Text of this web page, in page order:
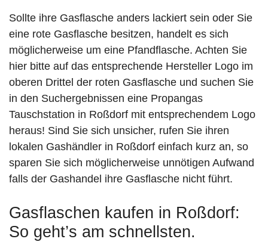
Sollte ihre Gasflasche anders lackiert sein oder Sie
eine rote Gasflasche besitzen, handelt es sich
möglicherweise um eine Pfandflasche. Achten Sie
hier bitte auf das entsprechende Hersteller Logo im
oberen Drittel der roten Gasflasche und suchen Sie
in den Suchergebnissen eine Propangas
Tauschstation in Roßdorf mit entsprechendem Logo
heraus! Sind Sie sich unsicher, rufen Sie ihren
lokalen Gashändler in Roßdorf einfach kurz an, so
sparen Sie sich möglicherweise unnötigen Aufwand
falls der Gashandel ihre Gasflasche nicht führt.
Gasflaschen kaufen in Roßdorf:
So geht’s am schnellsten.